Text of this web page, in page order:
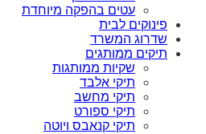
עטים בהפקה מיוחדת
פינוקים לבית
שדרוג המשרד
תיקים ממותגים
שקיות ממותגות
תיקי אלבד
תיקי מחשב
תיקי ספורט
תיקי קנאבס ויוטה